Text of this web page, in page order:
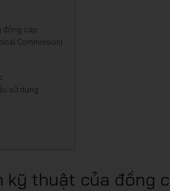
đồng cáp
Commission)
sử dụng
kỹ thuật của đồng